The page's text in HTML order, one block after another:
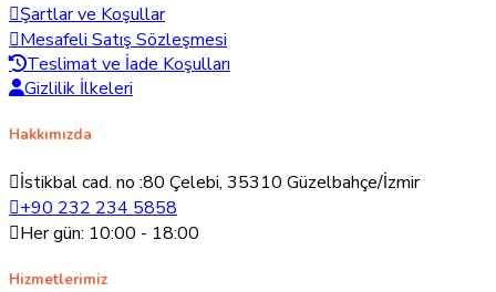
Şartlar ve Koşullar
Mesafeli Satış Sözleşmesi
Teslimat ve İade Koşulları
Gizlilik İlkeleri
Hakkımızda
İstikbal cad. no :80 Çelebi, 35310 Güzelbahçe/İzmir
+90 232 234 5858
Her gün: 10:00 - 18:00
Hizmetlerimiz